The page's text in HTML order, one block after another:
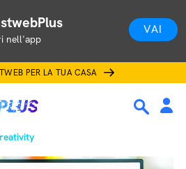
nell'app
VAI
PER LA TUA CASA